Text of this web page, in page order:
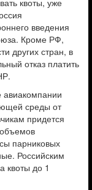
квоты, уже
введения
Кроме РФ,
других стран, в
отказ платить
среды от
придется
парниковых
Российским
квоты до 1